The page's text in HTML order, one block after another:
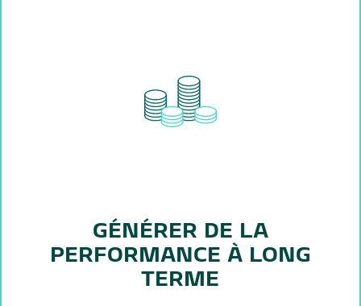
GÉNÉRER DE LA
PERFORMANCE À LONG
TERME